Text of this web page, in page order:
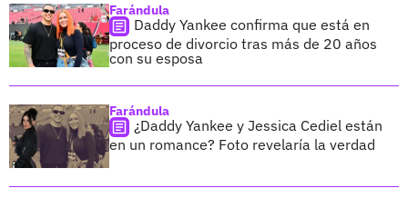
Farándula
Daddy Yankee confirma que está en
proceso de divorcio tras más de 20 años
con su esposa
Farándula
¿Daddy Yankee y Jessica Cediel están
en un romance? Foto revelaría la verdad